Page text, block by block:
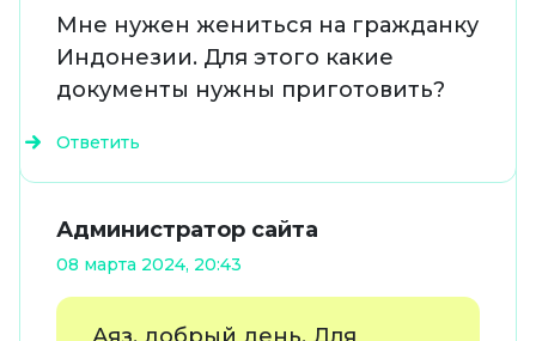
Мне нужен жениться на гражданку
Индонезии. Для этого какие
документы нужны приготовить?
Ответить
Администратор сайта
08 марта 2024, 20:43